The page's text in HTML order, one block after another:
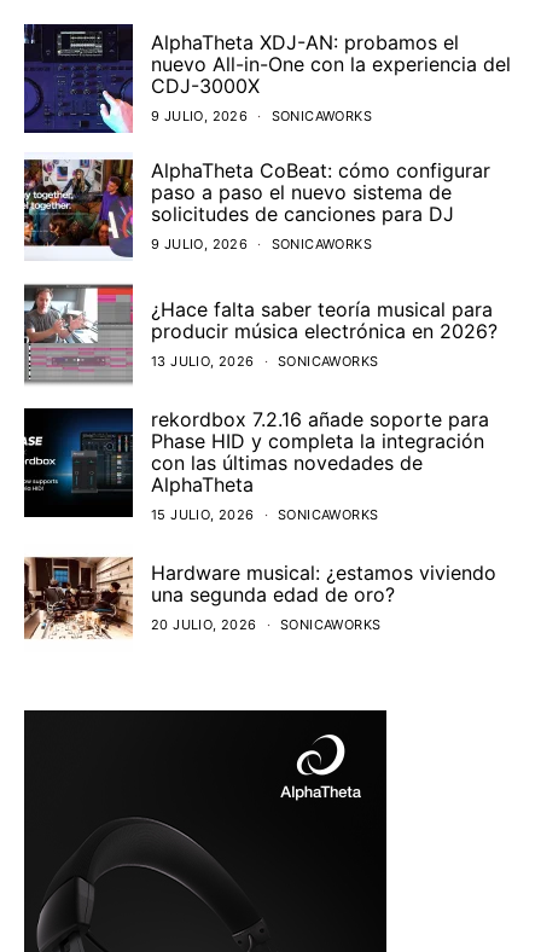
AlphaTheta XDJ-AN: probamos el
nuevo All-in-One con la experiencia del
CDJ-3000X
9 JULIO, 2026 SONICAWORKS
AlphaTheta CoBeat: cómo configurar
paso a paso el nuevo sistema de
solicitudes de canciones para DJ
9 JULIO, 2026 SONICAWORKS
¿Hace falta saber teoría musical para
producir música electrónica en 2026?
13 JULIO, 2026 SONICAWORKS
rekordbox 7.2.16 añade soporte para
Phase HID y completa la integración
con las últimas novedades de
AlphaTheta
15 JULIO, 2026 SONICAWORKS
Hardware musical: ¿estamos viviendo
una segunda edad de oro?
20 JULIO, 2026 SONICAWORKS